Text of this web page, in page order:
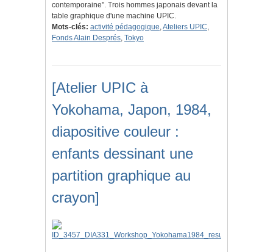
contemporaine". Trois hommes japonais devant la
table graphique d'une machine UPIC.
Mots-clés: activité pédagogique,Ateliers UPIC,
Fonds Alain Després, Tokyo
[Atelier UPIC à
Yokohama, Japon, 1984,
diapositive couleur :
enfants dessinant une
partition graphique au
crayon]